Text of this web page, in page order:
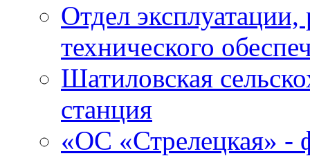
Отдел
технического
Шатиловская
станция
«ОС «Стрелецкая»